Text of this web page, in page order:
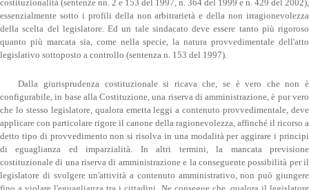
costituzionalità (sentenze nn. 2 e 153 del 1997, n. 364 del 1999 e n. 429 del 2002),
essenzialmente sotto i profili della non arbitrarietà e della non irragionevolezza
della scelta del legislatore. Ed un tale sindacato deve essere tanto più rigoroso
quanto più marcata sia, come nella specie, la natura provvedimentale dell'atto
legislativo sottoposto a controllo (sentenza n. 153 del 1997).
Dalla giurisprudenza costituzionale si ricava che, se è vero che non è
configurabile, in base alla Costituzione, una riserva di amministrazione, è pur vero
che lo stesso legislatore, qualora emetta leggi a contenuto provvedimentale, deve
applicare con particolare rigore il canone della ragionevolezza, affinché il ricorso a
detto tipo di provvedimento non si risolva in una modalità per aggirare i principi
di eguaglianza ed imparzialità. In altri termini, la mancata previsione
costituzionale di una riserva di amministrazione e la conseguente possibilità per il
legislatore di svolgere un'attività a contenuto amministrativo, non può giungere